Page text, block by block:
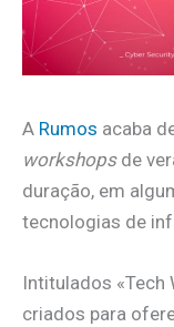
A Rumos acaba
workshopsde
duração, em
tecnologias de
Intitulados «Tech
criados para